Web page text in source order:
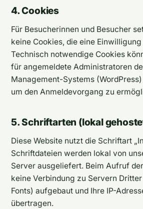
4. Cookies
Für Besucherinnen und Besucher
keine Cookies, die eine
Technisch notwendige Cookies
für angemeldete Administratoren
Management-Systems
um den Anmeldevorgang zu
5. Schriftarten (lokal
Diese Website nutzt die Schriftart
Schriftdateien werden lokal von
Server ausgeliefert. Beim Aufruf
keine Verbindung zu Servern
Fonts) aufgebaut und Ihre IP-
übertragen.